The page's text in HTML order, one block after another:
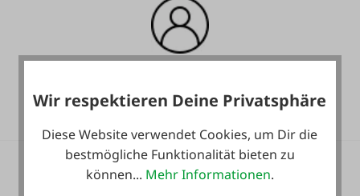
inkludiert!
Wir respektieren Deine Privatsphäre
Diese Website verwendet Cookies, um Dir die
bestmögliche Funktionalität bieten zu
können... Mehr Informationen.